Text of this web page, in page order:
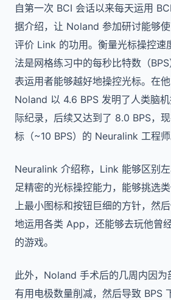
自第一次 BCI 会话以来每天运用
据介绍，让 Noland 参加研讨能够
评价 Link 的功用。衡量光标操控速
法是网格练习中的每秒比特数（
表运用者能够越好地操控光标。在他
Noland 以 4.6 BPS 发明了人类脑
际纪录，后续又达到了 8.0 BPS，
标（~10 BPS）的 Neuralink 工程师
Neuralink 介绍称，Link 能够区别
足精密的光标操控能力，能够挑选
上最小图标和按钮巨细的方针，然
地运用各类 App，还能够去玩他曾
的游戏。
此外，Noland 手术后的几周内因为
有用电极数量削减，然后导致 BPS